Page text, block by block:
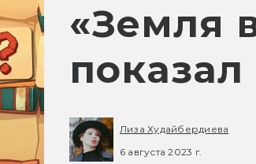
«Земля
Лиза Худайбердиева
6 августа 2023 г.